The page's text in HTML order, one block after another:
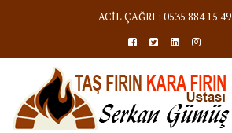
ACİL ÇAĞRI : 0535 884 15 49